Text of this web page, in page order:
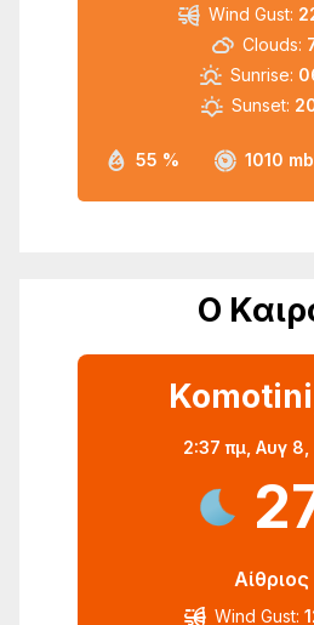
55 % 1010 mb
Wind Gust:
Clouds:
Sunrise:
Sunset:
Ο
2:37 πμ, Αυγ
Αίθριος
Wind Gust: